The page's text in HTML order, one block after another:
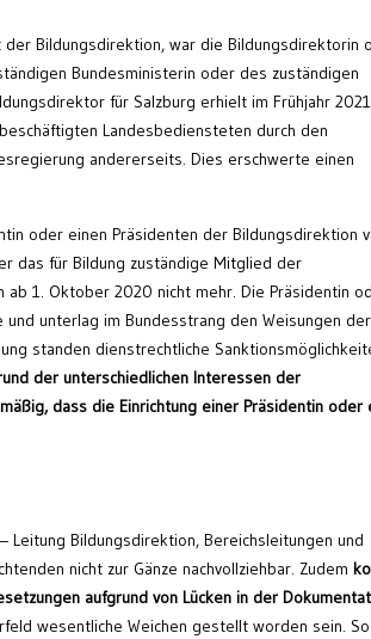
Bildungsdirektion, war die Bildungsdirektorin
Bundesministerin oder des zuständigen
für Salzburg erhielt im Frühjahr 2021
Landesbediensteten durch den
andererseits. Dies erschwerte einen
oder einen Präsidenten der Bildungsdirektion
das für Bildung zuständige Mitglied der
1. Oktober 2020 nicht mehr. Die Präsidentin
unterlag im Bundesstrang den Weisungen der
standen dienstrechtliche
der unterschiedlichen Interessen der
dass die Einrichtung einer Präsidentin oder
Leitung Bildungsdirektion, Bereichsleitungen und
nicht zur Gänze nachvollziehbar. Zudem
aufgrund von Lücken in der
wesentliche Weichen gestellt worden sein.